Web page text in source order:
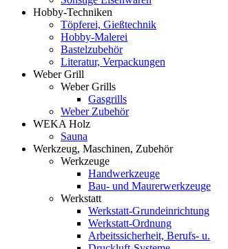
Hobby-Techniken
Töpferei, Gießtechnik
Hobby-Malerei
Bastelzubehör
Literatur, Verpackungen
Weber Grill
Weber Grills
Gasgrills
Weber Zubehör
WEKA Holz
Sauna
Werkzeug, Maschinen, Zubehör
Werkzeuge
Handwerkzeuge
Bau- und Maurerwerkzeuge
Werkstatt
Werkstatt-Grundeinrichtung
Werkstatt-Ordnung
Arbeitssicherheit, Berufs- u.